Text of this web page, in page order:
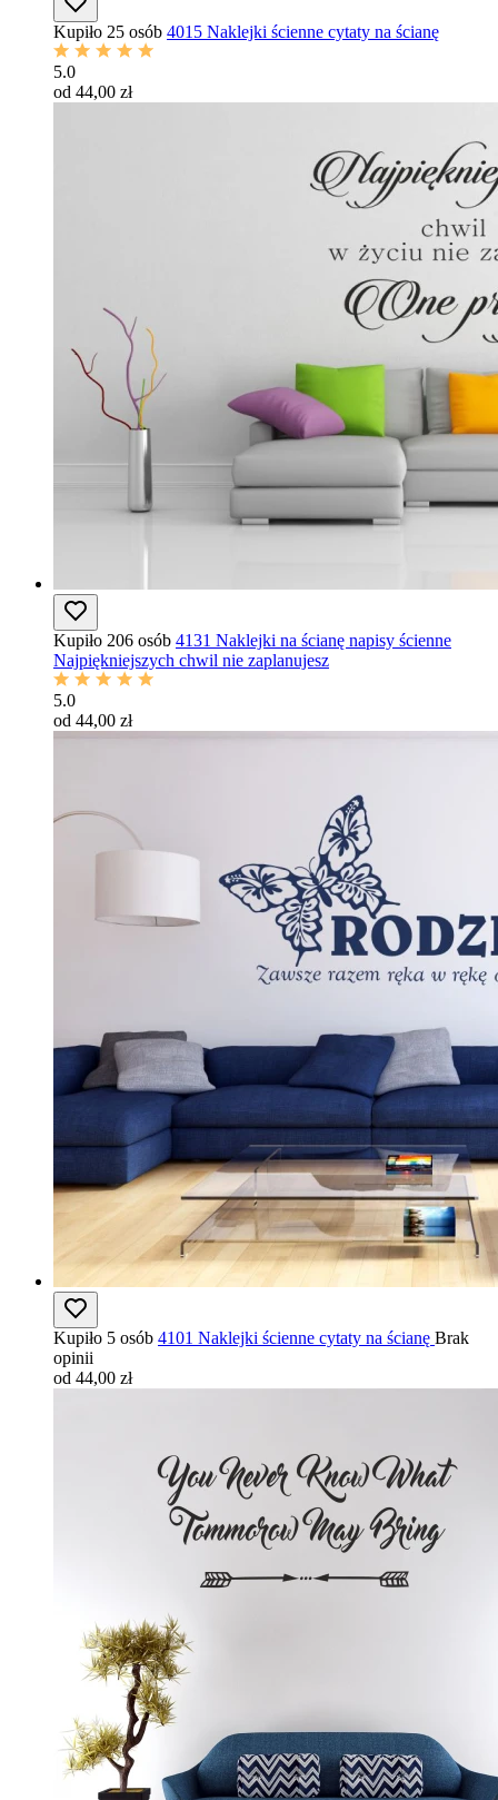
Kupiło 25 osób 4015 Naklejki ścienne cytaty na ścianę
5.0
od 44,00 zł
Kupiło 206 osób 4131 Naklejki na ścianę napisy ścienne
Najpiękniejszych chwil nie zaplanujesz
5.0
od 44,00 zł
Kupiło 5 osób 4101 Naklejki ścienne cytaty na ścianę Brak
opinii
od 44,00 zł